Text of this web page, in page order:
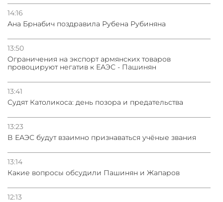
14:16
Ана Брнабич поздравила Рубена Рубиняна
13:50
Oграничения на экспорт армянских товаров
провоцируют негатив к ЕАЭС - Пашинян
13:41
Судят Католикоса: день позора и предательства
13:23
В ЕАЭС будут взаимно признаваться учёные звания
13:14
Какие вопросы обсудили Пашинян и Жапаров
12:13